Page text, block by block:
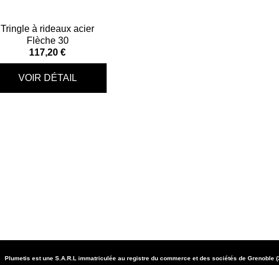
Tringle à rideaux acier
Flèche 30
117,20 €
Plumetis est une S.A.R.L immatriculée au registre du commerce et des sociétés de Grenoble